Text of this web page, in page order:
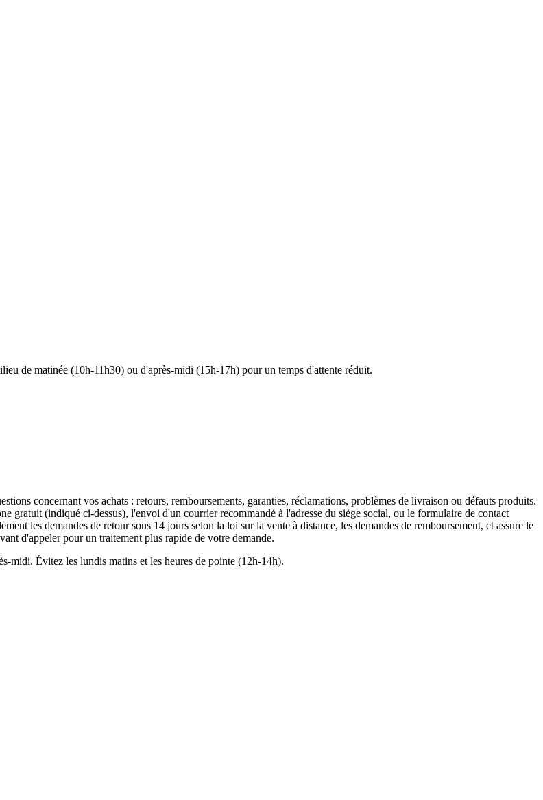
de matinée (10h-11h30) ou d'après-midi (15h-17h) pour un temps d'attente réduit.
concernant vos achats : retours, remboursements, garanties, réclamations, problèmes de livraison ou défauts produits.
gratuit (indiqué ci-dessus), l'envoi d'un courrier recommandé à l'adresse du siège social, ou le formulaire de contact
les demandes de retour sous 14 jours selon la loi sur la vente à distance, les demandes de remboursement, et assure le
d'appeler pour un traitement plus rapide de votre demande.
midi. Évitez les lundis matins et les heures de pointe (12h-14h).